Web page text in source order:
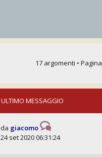
17 argomenti • Pagina
ULTIMO MESSAGGIO
da giacomo
24 set 2020 06:31:24